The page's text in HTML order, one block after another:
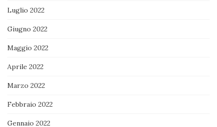
Luglio 2022
Giugno 2022
Maggio 2022
Aprile 2022
Marzo 2022
Febbraio 2022
Gennaio 2022